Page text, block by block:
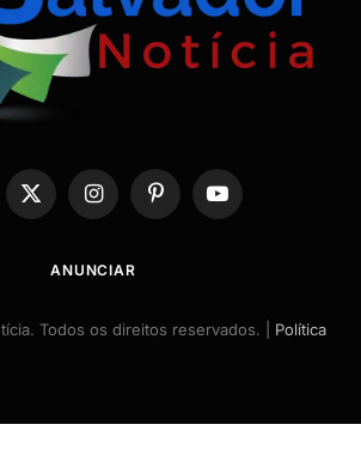
X
InstagramPinterestYouTube
ANUNCIAR
Todos os direitos reservados. | Política